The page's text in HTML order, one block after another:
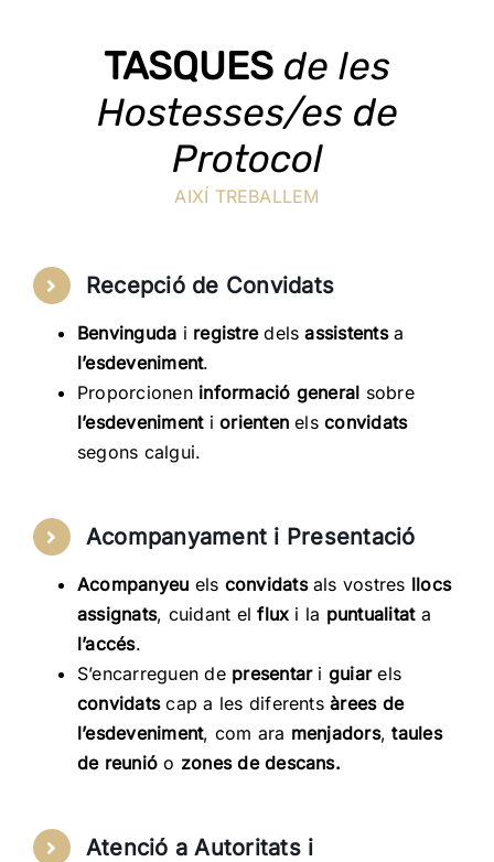
TASQUES de les
Hostesses/es de
Protocol
AIXÍ TREBALLEM
Recepció de Convidats
Benvinguda i registredelsassistentsa
l’esdeveniment.
Proporcionen informació general sobre
l’esdeveniment iorientenelsconvidats
segons calgui.
Acompanyament i Presentació
Acompanyeu els convidats als vostres llocs
assignats, cuidant elflux i la puntualitat a
l’accés.
S’encarreguen de presentar i guiarels
convidatscap a les diferentsàrees de
l’esdeveniment, com ara menjadors,taules
de reunió o zones de descans.
Atenció a Autoritats i